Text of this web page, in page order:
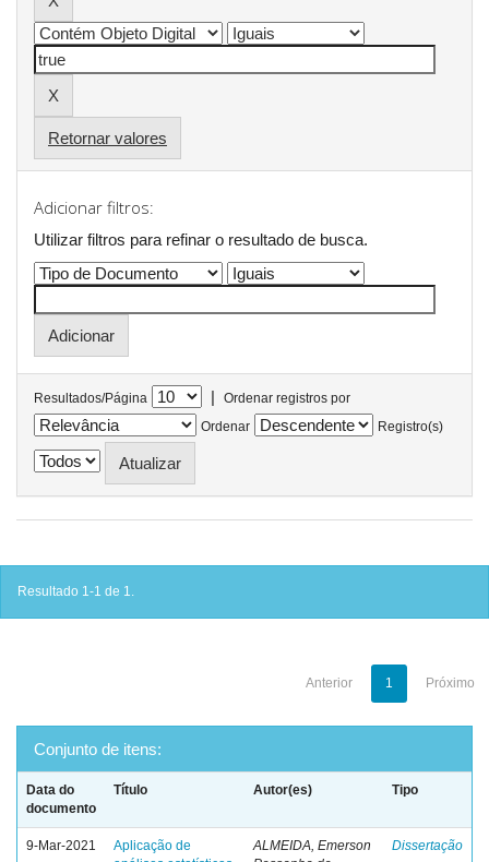
Retornar valores
Adicionar filtros:
Utilizar filtros para refinar o resultado de busca.
Resultados/Página |
Ordenar registros por
Ordenar
Registro(s)
Resultado 1-1 de 1.
Anterior 1 Próximo
Conjunto de itens:
Data do
documento
Título Autor(es) Tipo
9-Mar-2021
Aplicação de
ALMEIDA, Emerson
Dissertação